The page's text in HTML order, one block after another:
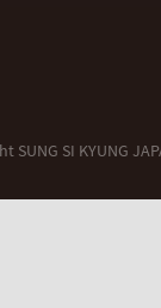
SUNG SI KYUNG